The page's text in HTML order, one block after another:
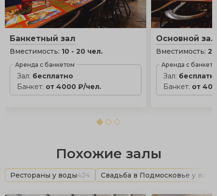
Банкетный зал
Вместимость: 10 - 20 чел.
Аренда с банкетом
Зал: бесплатно
Банкет: от 4000 ₽/чел.
Основной зал
Вместимость:
Аренда с
Зал:
Банкет: от
Похожие залы
Рестораны у воды424 Свадьба в Подмосковье у воды